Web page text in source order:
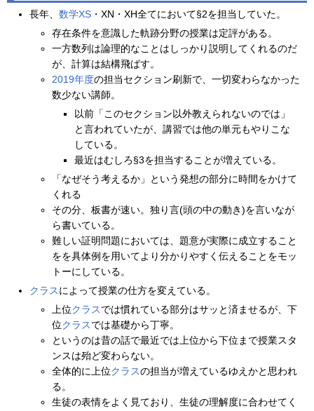
長年、 数学XS ・XN・XH全てにおいて§2を担当していた。
存在条件を意識した軌跡分野の授業は定評がある。
一方数列は論理的なことはしっかり説明してくれるのだ
が、計算は結構飛ばす。
2019年度の担当セクション刷新で、一切変わらなかった
数少ない講師。
以前「このセクション以外教えられないのでは」
と言われていたが、講習では他の単元もやりこな
している。
最近はむしろ§3を担当することが増えている。
「なぜそう考えるか」という発想の部分に時間をかけて
くれる
その分、板書が速い。独り言(頭の中の動き)を言いなが
ら書いている。
難しい証明問題においては、題意が実際に成立すること
をを具体例を用いてより分かりやすく伝えることをモッ
トーにしている。
クラスによって授業の仕方を変えている。
上位クラスでは慣れている部分はサッと済ませるが、下
位クラスでは基礎から丁寧。
というのは昔の話で最近では上位から下位まで授業スタ
ンスは殆ど変わらない。
全体的に上位クラスの担当が増えているゆえかと思われ
る。
生徒の表情をよく見ており、生徒の理解度に合わせてく